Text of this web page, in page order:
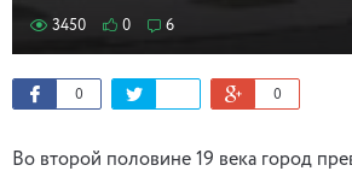
3450 0 6
0 0
Во второй половине 19 века город